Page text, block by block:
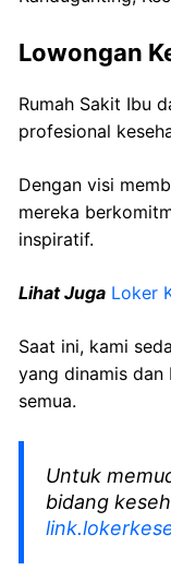
Lowongan
Rumah Sakit Ibu
profesional
Dengan visi
mereka
inspiratif.
Lihat Juga Loker
Saat ini, kami
yang dinamis dan
semua.
Untuk
bidang